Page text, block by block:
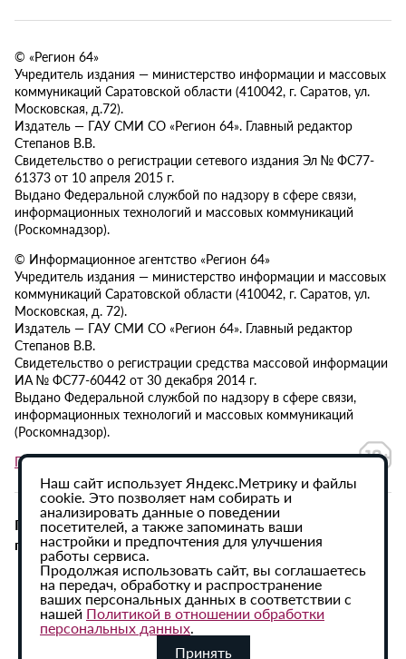
© «Регион 64»
Учредитель издания — министерство информации и массовых
коммуникаций Саратовской области (410042, г. Саратов, ул.
Московская, д.72).
Издатель — ГАУ СМИ СО «Регион 64». Главный редактор
Степанов В.В.
Свидетельство о регистрации сетевого издания Эл № ФС77-
61373 от 10 апреля 2015 г.
Выдано Федеральной службой по надзору в сфере связи,
информационных технологий и массовых коммуникаций
(Роскомнадзор).
© Информационное агентство «Регион 64»
Учредитель издания — министерство информации и массовых
коммуникаций Саратовской области (410042, г. Саратов, ул.
Московская, д. 72).
Издатель — ГАУ СМИ СО «Регион 64». Главный редактор
Степанов В.В.
Свидетельство о регистрации средства массовой информации
ИА № ФС77-60442 от 30 декабря 2014 г.
Выдано Федеральной службой по надзору в сфере связи,
информационных технологий и массовых коммуникаций
(Роскомнадзор).
Политика в отношении обработки персональных данных
При использовании материалов сайта активная
гиперссылка на ИА «Регион 64» обязательна.
Наш сайт использует Яндекс.Метрику и файлы
cookie. Это позволяет нам собирать и
анализировать данные о поведении
посетителей, а также запоминать ваши
настройки и предпочтения для улучшения
работы сервиса.
Продолжая использовать сайт, вы соглашаетесь
на передач, обработку и распространение
ваших персональных данных в соответствии с
нашей Политикой в отношении обработки
персональных данных.
Принять